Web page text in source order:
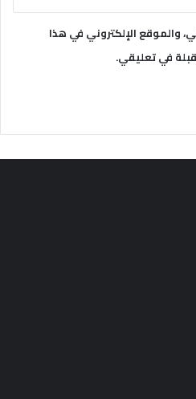
والموقع الإلكتروني في هذا
في تعليقي.